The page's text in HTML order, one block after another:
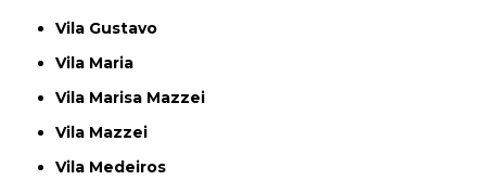
Vila Gustavo
Vila Maria
Vila Marisa Mazzei
Vila Mazzei
Vila Medeiros